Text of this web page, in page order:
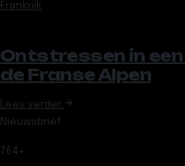
Frankrijk
Ontstressen in
de Franse Alpen
Lees verder
Nieuwsbrief
764 +